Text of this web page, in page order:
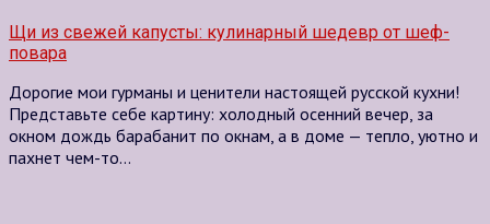
Щи из свежей капусты: кулинарный шедевр от шеф-
повара
Дорогие мои гурманы и ценители настоящей русской кухни!
Представьте себе картину: холодный осенний вечер, за
окном дождь барабанит по окнам, а в доме — тепло, уютно и
пахнет чем-то…